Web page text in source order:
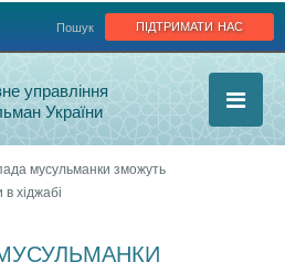
підтримати нас
Пошук
управління
України
мусульманки зможуть
хіджабі